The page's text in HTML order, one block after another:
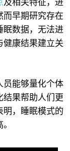
及相关特征，进
而早期研究存在
眠数据，无法进
健康结果建立关
员能够量化个体
结果帮助人们更
明，睡眠模式的